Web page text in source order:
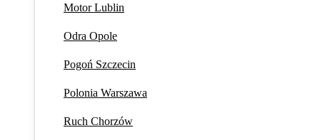
Motor Lublin
Odra Opole
Pogoń Szczecin
Polonia Warszawa
Ruch Chorzów